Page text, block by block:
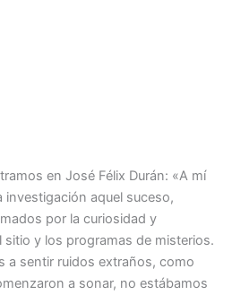
en José Félix Durán: «A mí
investigación aquel suceso,
por la curiosidad y
y los programas de misterios.
a sentir ruidos extraños, como
a sonar, no estábamos